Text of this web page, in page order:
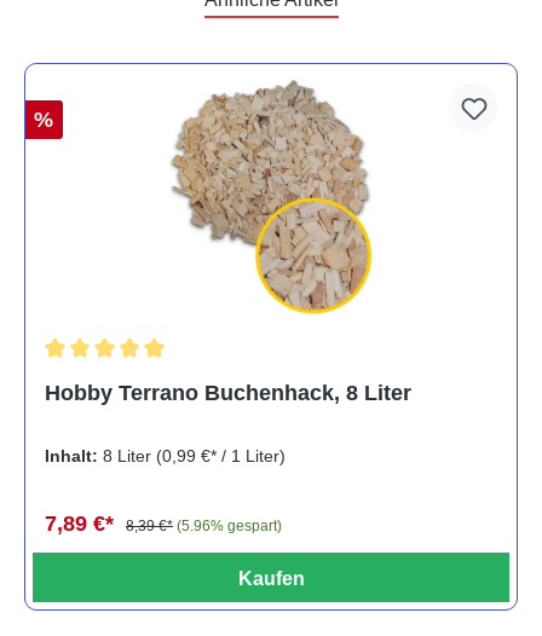
%
Hobby Terrano Buchenhack, 8 Liter
Inhalt: 8 Liter (0,99 €* / 1 Liter)
7,89 €* 8,39 €* (5.96% gespart)
Kaufen